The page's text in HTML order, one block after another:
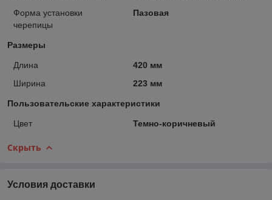
Форма установки
черепицы
Пазовая
Размеры
Длина
420 мм
Ширина
223 мм
Пользовательские характеристики
Цвет Темно-коричневый
Скрыть
Условия доставки